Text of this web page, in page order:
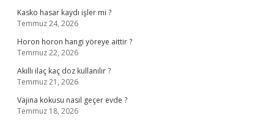
Kasko hasar kaydı işler mi ?
Temmuz 24, 2026
Horon horon hangi yöreye aittir ?
Temmuz 22, 2026
Akıllı ilaç kaç doz kullanılır ?
Temmuz 21, 2026
Vajina kokusu nasıl geçer evde ?
Temmuz 18, 2026